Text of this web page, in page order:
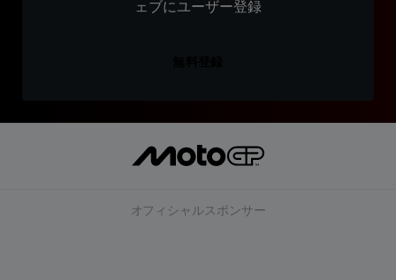
ェブにユーザー登録
オフィシャルスポンサー